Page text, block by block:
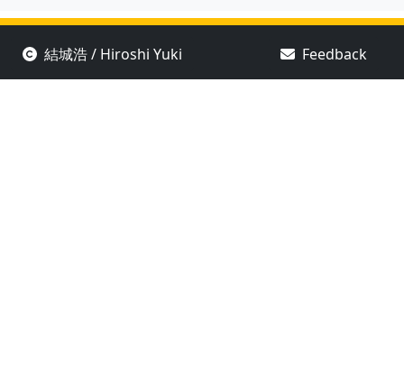
結城浩 / Hiroshi Yuki Feedback